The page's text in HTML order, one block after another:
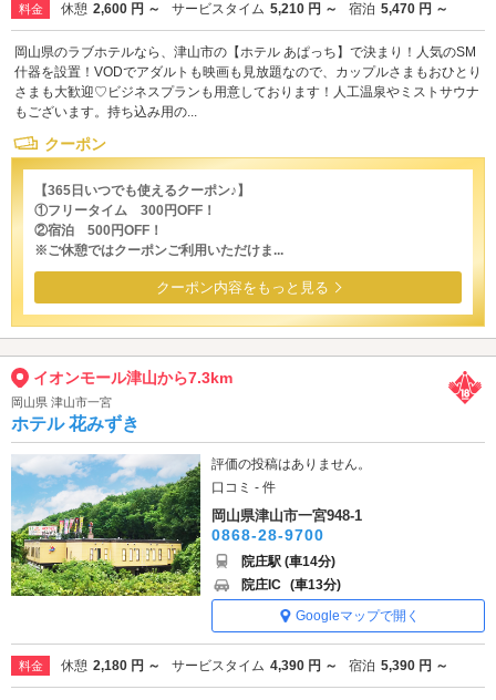
料金 休憩 2,600 円 ～ サービスタイム 5,210 円 ～ 宿泊 5,470 円 ～
岡山県のラブホテルなら、津山市の【ホテル あぱっち】で決まり！人気のSM
什器を設置！VODでアダルトも映画も見放題なので、カップルさまもおひとり
さまも大歓迎♡ビジネスプランも用意しております！人工温泉やミストサウナ
もございます。持ち込み用の...
クーポン
【365日いつでも使えるクーポン♪】
①フリータイム 300円OFF！
②宿泊 500円OFF！
※ご休憩ではクーポンご利用いただけま...
クーポン内容をもっと見る
イオンモール津山から7.3km
岡山県 津山市一宮
ホテル 花みずき
評価の投稿はありません。
口コミ - 件
岡山県津山市一宮948-1
0868-28-9700
院庄駅 (車14分)
院庄IC (車13分)
Googleマップで開く
料金 休憩 2,180 円 ～ サービスタイム 4,390 円 ～ 宿泊 5,390 円 ～